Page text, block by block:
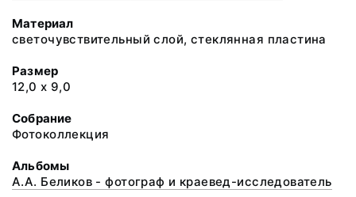
Материал
светочувствительный слой, стеклянная пластина
Размер
12,0 х 9,0
Собрание
Фотоколлекция
Альбомы
А.А. Беликов - фотограф и краевед-исследователь